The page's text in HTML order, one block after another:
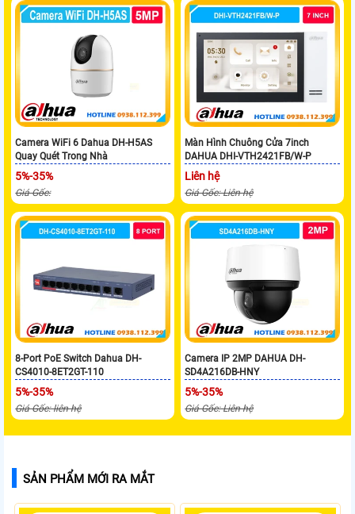
Camera WiFi 6 Dahua DH-H5AS
Quay Quét Trong Nhà
5%-35%
Giá Gốc:
Màn Hình Chuông Cửa 7inch
DAHUA DHI-VTH2421FB/W-P
Liên hệ
Giá Gốc: Liên hệ
8-Port PoE Switch Dahua DH-
CS4010-8ET2GT-110
5%-35%
Giá Gốc: liên hệ
Camera IP 2MP DAHUA DH-
SD4A216DB-HNY
5%-35%
Giá Gốc: Liên hệ
SẢN PHẨM MỚI RA MẮT